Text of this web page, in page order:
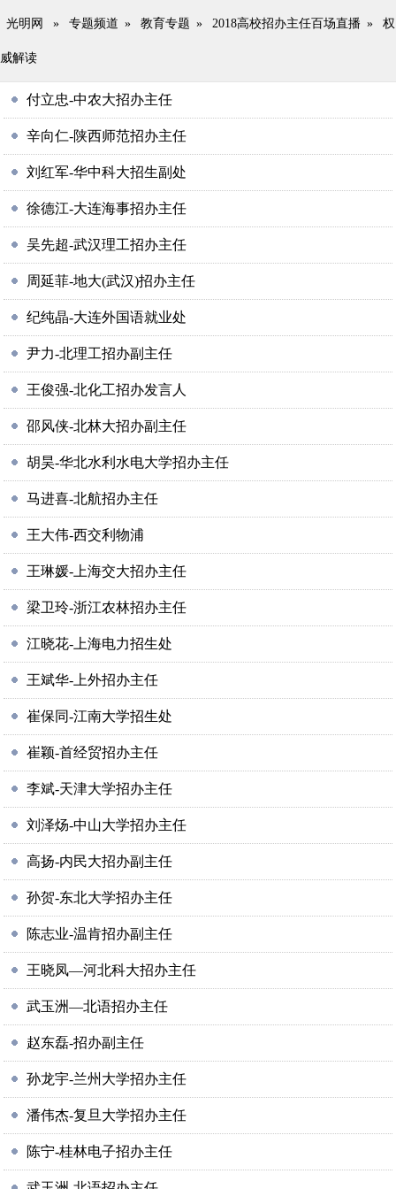
光明网 » 专题频道 » 教育专题 » 2018高校招办主任百场直播 » 权
威解读
付立忠-中农大招办主任
辛向仁-陕西师范招办主任
刘红军-华中科大招生副处
徐德江-大连海事招办主任
吴先超-武汉理工招办主任
周延菲-地大(武汉)招办主任
纪纯晶-大连外国语就业处
尹力-北理工招办副主任
王俊强-北化工招办发言人
邵风侠-北林大招办副主任
胡昊-华北水利水电大学招办主任
马进喜-北航招办主任
王大伟-西交利物浦
王琳媛-上海交大招办主任
梁卫玲-浙江农林招办主任
江晓花-上海电力招生处
王斌华-上外招办主任
崔保同-江南大学招生处
崔颖-首经贸招办主任
李斌-天津大学招办主任
刘泽炀-中山大学招办主任
高扬-内民大招办副主任
孙贺-东北大学招办主任
陈志业-温肯招办副主任
王晓凤—河北科大招办主任
武玉洲—北语招办主任
赵东磊-招办副主任
孙龙宇-兰州大学招办主任
潘伟杰-复旦大学招办主任
陈宁-桂林电子招办主任